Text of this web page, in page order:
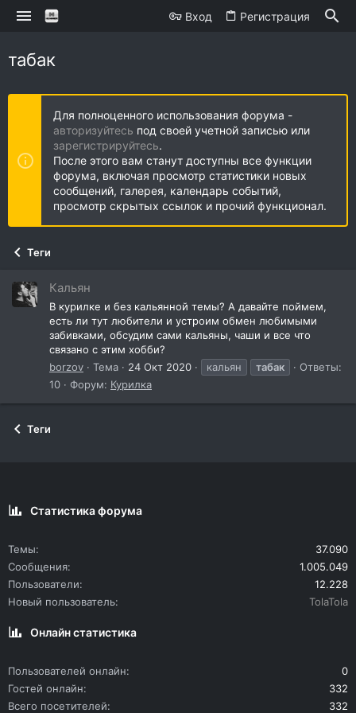
Вход Регистрация
табак
Для полноценного использования форума -
авторизуйтесь под своей учетной записью или
зарегистрируйтесь.
После этого вам станут доступны все функции
форума, включая просмотр статистики новых
сообщений, галерея, календарь событий,
просмотр скрытых ссылок и прочий функционал.
Теги
Кальян
В курилке и без кальянной темы? А давайте поймем,
есть ли тут любители и устроим обмен любимыми
забивками, обсудим сами кальяны, чаши и все что
связано с этим хобби?
borzov
Тема 24 Окт 2020 кальян табак
Ответы:
10
Форум: Курилка
Теги
Статистика форума
Темы
37.090
Сообщения
1.005.049
Пользователи
12.228
Новый пользователь
TolaTola
Онлайн статистика
Пользователей онлайн
0
Гостей онлайн
332
Всего посетителей
332